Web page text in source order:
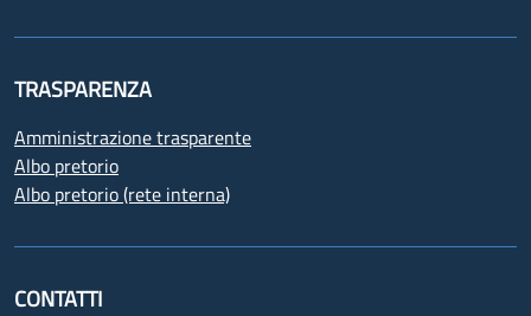
TRASPARENZA
Amministrazione trasparente
Albo pretorio
Albo pretorio (rete interna)
CONTATTI